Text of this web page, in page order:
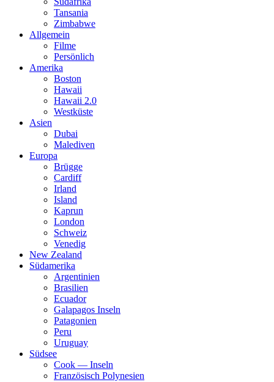
Tansania
Zimbabwe
Allgemein
Filme
Persönlich
Amerika
Boston
Hawaii
Hawaii 2.0
Westküste
Asien
Dubai
Malediven
Europa
Brügge
Cardiff
Irland
Island
Kaprun
London
Schweiz
Venedig
New Zealand
Südamerika
Argentinien
Brasilien
Ecuador
Galapagos Inseln
Patagonien
Peru
Uruguay
Südsee
Cook — Inseln
Französisch Polynesien